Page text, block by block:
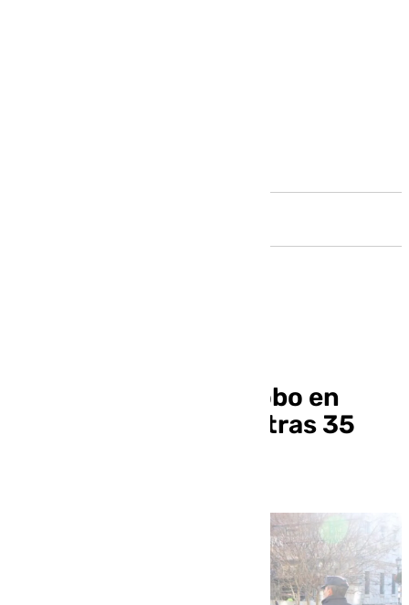
especializado en el robo en
interior de vehículos tras 35